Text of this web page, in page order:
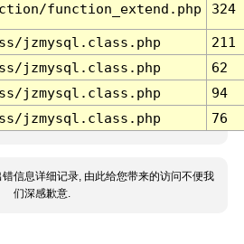
function_extend.php 324
jzmysql.class.php
211
jzmysql.class.php
62
jzmysql.class.php
94
jzmysql.class.php 76
错信息详细记录, 由此给您带来的访问不便我
们深感歉意.